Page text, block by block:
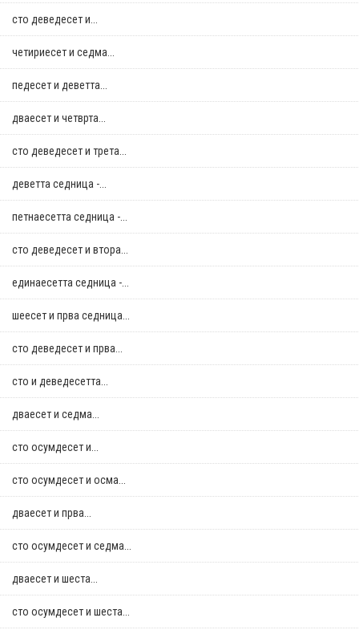
сто деведесет и...
четириесет и седма...
педесет и деветта...
дваесет и четврта...
сто деведесет и трета...
деветта седница -...
петнаесетта седница -...
сто деведесет и втора...
единаесетта седница -...
шеесет и прва седница...
сто деведесет и прва...
сто и деведесетта...
дваесет и седма...
сто осумдесет и...
сто осумдесет и осма...
дваесет и прва...
сто осумдесет и седма...
дваесет и шеста...
сто осумдесет и шеста...